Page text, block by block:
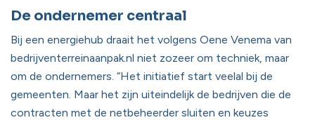
De ondernemer centraal
Bij een energiehub draait het volgens Oene Venema van
bedrijventerreinaanpak.nl niet zozeer om techniek, maar
om de ondernemers. “Het initiatief start veelal bij de
gemeenten. Maar het zijn uiteindelijk de bedrijven die de
contracten met de netbeheerder sluiten en keuzes